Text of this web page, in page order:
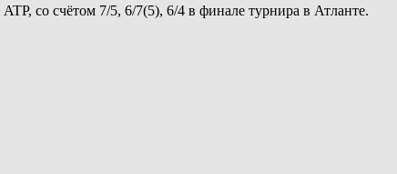
со счётом 7/5, 6/7(5), 6/4 в финале турнира в Атланте.